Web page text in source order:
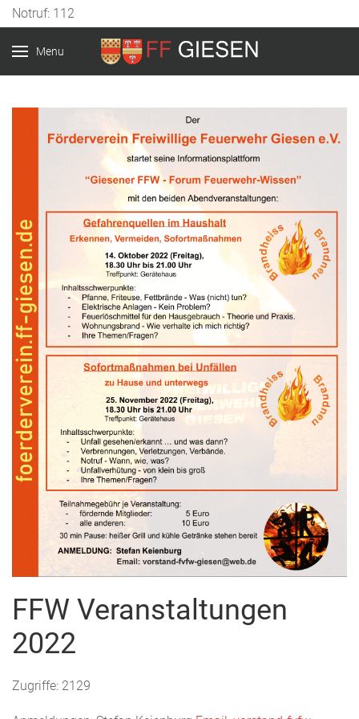
Notruf: 112
Menu
FFW Veranstaltungen
2022
Zugriffe: 2129